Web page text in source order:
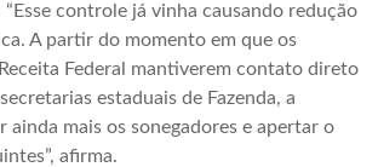
controle já vinha causando redução
A partir do momento em que os
Federal mantiverem contato direto
estaduais de Fazenda, a
ainda mais os sonegadores e apertar o
afirma.